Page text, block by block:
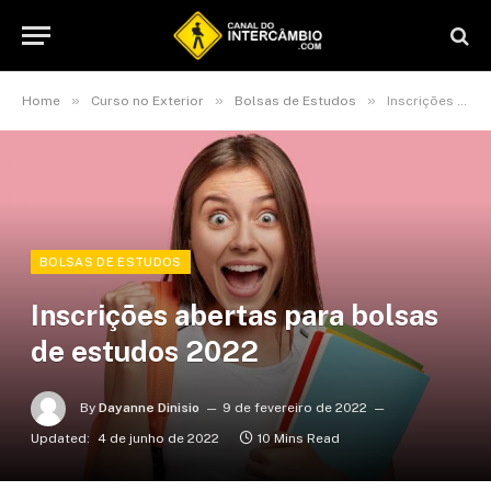
Home » Curso no Exterior » Bolsas de Estudos » Inscrições abertas para bolsas de estudos 2022
BOLSAS DE ESTUDOS
Inscrições abertas para bolsas
de estudos 2022
By Dayanne Dinisio
9 de fevereiro de 2022
Updated: 4 de junho de 2022 10 Mins Read